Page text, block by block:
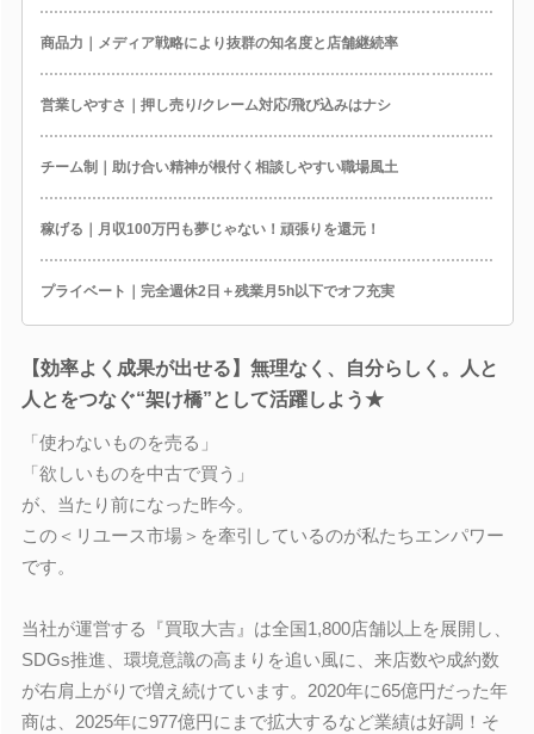
商品力｜メディア戦略により抜群の知名度と店舗継続率
営業しやすさ｜押し売り/クレーム対応/飛び込みはナシ
チーム制｜助け合い精神が根付く相談しやすい職場風土
稼げる｜月収100万円も夢じゃない！頑張りを還元！
プライベート｜完全週休2日＋残業月5h以下でオフ充実
【効率よく成果が出せる】無理なく、自分らしく。人と
人とをつなぐ“架け橋”として活躍しよう★
「使わないものを売る」
「欲しいものを中古で買う」
が、当たり前になった昨今。
この＜リユース市場＞を牽引しているのが私たちエンパワー
です。
当社が運営する『買取大吉』は全国1,800店舗以上を展開し、
SDGs推進、環境意識の高まりを追い風に、来店数や成約数
が右肩上がりで増え続けています。2020年に65億円だった年
商は、2025年に977億円にまで拡大するなど業績は好調！そ